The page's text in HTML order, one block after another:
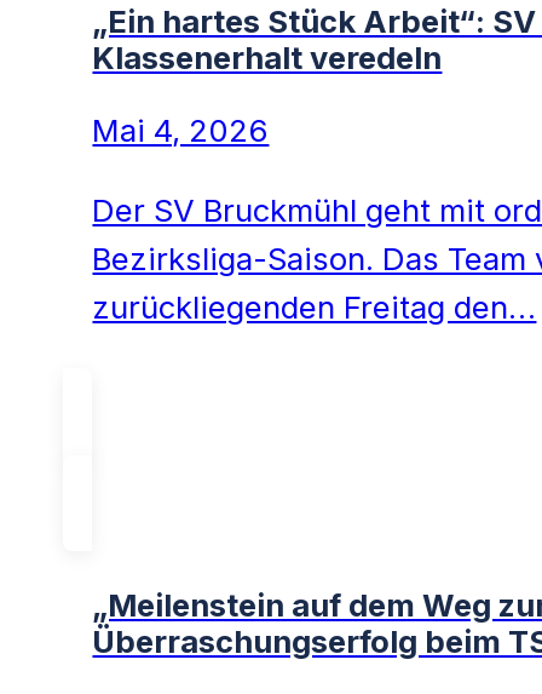
„Ein hartes Stück Arbeit“:
Klassenerhalt veredeln
Mai 4, 2026
Der SV Bruckmühl geht mit
Bezirksliga-Saison. Das
zurückliegenden Freitag den…
„Meilenstein auf dem Weg
Überraschungserfolg beim